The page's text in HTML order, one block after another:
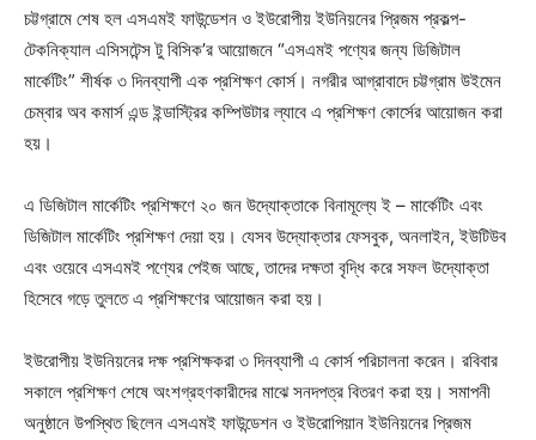
চট্টগ্রামে শেষ হল এসএমই ফাউন্ডেশন ও ইউরোপীয় ইউনিয়নের প্রিজম প্রকল্প-
টেকনিক্যাল এসিসটেন্স টু বিসিক’র আয়োজনে “এসএমই পণ্যের জন্য ডিজিটাল
মার্কেটিং” শীর্ষক ৩ দিনব্যাপী এক প্রশিক্ষণ কোর্স। নগরীর আগ্রাবাদে চট্টগ্রাম উইমেন
চেম্বার অব কমার্স এন্ড ইন্ডাস্ট্রির কম্পিউটার ল্যাবে এ প্রশিক্ষণ কোর্সের আয়োজন করা
হয়।
এ ডিজিটাল মার্কেটিং প্রশিক্ষণে ২০ জন উদ্যোক্তাকে বিনামূল্যে ই – মার্কেটিং এবং
ডিজিটাল মার্কেটিং প্রশিক্ষণ দেয়া হয়। যেসব উদ্যোক্তার ফেসবুক, অনলাইন, ইউটিউব
এবং ওয়েবে এসএমই পণ্যের পেইজ আছে, তাদের দক্ষতা বৃদ্ধি করে সফল উদ্যোক্তা
হিসেবে গড়ে তুলতে এ প্রশিক্ষণের আয়োজন করা হয়।
ইউরোপীয় ইউনিয়নের দক্ষ প্রশিক্ষকরা ৩ দিনব্যাপী এ কোর্স পরিচালনা করেন। রবিবার
সকালে প্রশিক্ষণ শেষে অংশগ্রহণকারীদের মাঝে সনদপত্র বিতরণ করা হয়। সমাপনী
অনুষ্ঠানে উপস্থিত ছিলেন এসএমই ফাউন্ডেশন ও ইউরোপিয়ান ইউনিয়নের প্রিজম